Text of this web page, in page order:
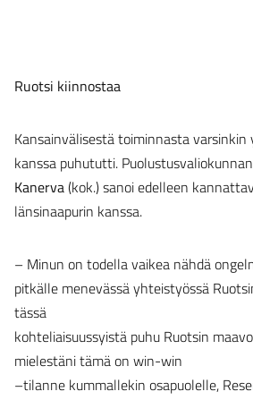
Ruotsi kiinnostaa
Kansainvälisestä toiminnasta
kanssa puhututti.
Kanerva(kok.) sanoi edelleen
länsinaapurin kanssa.
– Minun on todella vaikea nähdä
pitkälle menevässä yhteistyössä
tässä
kohteliaisuussyistä puhu Ruotsin
mielestäni tämä on win-win
–tilanne kummallekin osapuolelle,